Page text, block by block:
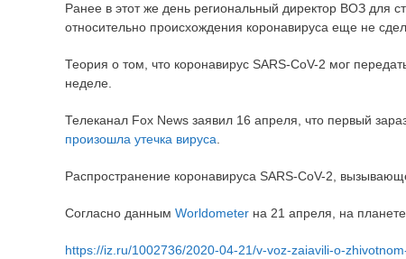
Ранее в этот же день региональный директор ВОЗ для
относительно происхождения коронавируса еще не
Теория о том, что коронавирус SARS-CoV-2 мог
неделе.
Телеканал Fox News заявил 16 апреля, что первый
произошла утечка вируса
Распространение коронавируса SARS-CoV-2,
Согласно данным Worldometer на 21 апреля, на
https://iz.ru/1002736/2020-04-21/v-voz-zaiavili-o-